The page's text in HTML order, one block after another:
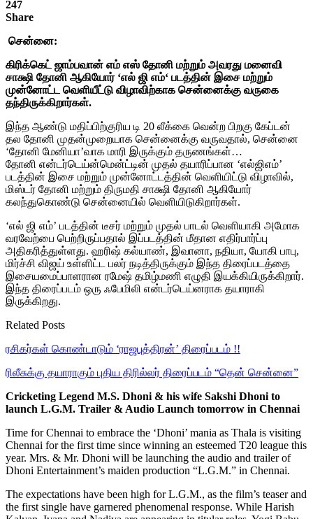
247
Share
சென்னை:
கிரிக்கெட் ஜாம்பவான் எம் எஸ் தோனி மற்றும் அவரது மனைவி
சாக்ஷி தோனி ஆகியோர்‘எல் ஜி எம்‘ படத்தின் இசை மற்றும்
முன்னோட்ட வெளியீட்டு விழாவிற்காக சென்னைக்கு வருகை
தந்திருக்கிறார்கள்.
இந்த ஆண்டு மதிப்பிற்குரிய டி 20 லீக்கை வென்ற பிறகு கேப்டன்
தல தோனி முதன்முறையாக சென்னைக்கு வருவதால், சென்னை
‘தோனி மேனியா’வாக மாரி இருக்கும் தருணங்கள்…
தோனி என்டர்டெய்ன்மென்ட்டின் முதல் தயாரிப்பான ‘எல்ஜிஎம்’
படத்தின் இசை மற்றும் முன்னோட்டத்தின் வெளியிட்டு விழாவில்,
மிஸ்டர் தோனி மற்றும் திருமதி சாக்ஷி தோனி ஆகியோர்
கலந்துகொண்டு சென்னையில் வெளியிடுகிறார்கள்.
‘எல் ஜி எம்’ படத்தின் டீசர் மற்றும் முதல் பாடல் வெளியாகி அமோக
வரவேற்பை பெற்றிருப்பதால் இப்படத்தின் மீதான எதிர்பார்ப்பு
அதிகரித்துள்ளது. ஹரிஷ் கல்யாண், இவானா, நதியா, யோகி பாபு,
மிர்ச்சி விஜய் உள்ளிட்ட பலர் நடித்திருக்கும் இந்த திரைப்படத்தை
இசையமைப்பாளரான ரமேஷ் தமிழ்மணி எழுதி இயக்கியிருக்கிறார்.
இந்த திரைப்படம் ஒரு ஃபேமிலி என்டர்டெய்னராக தயாராகி
இருக்கிறது.
Related Posts
ரசிகர்கள் கொண்டாடும் ‘ராஜபுத்திரன்’ திரைப்படம் !!
ரிலீசுக்கு தயாராகும் புதிய திரில்லர் திரைப்படம் “தென் சென்னை”
Cricketing Legend M.S. Dhoni & his wife Sakshi Dhoni to
launch L.G.M. Trailer & Audio Launch tomorrow in Chennai
Time for Chennai to embrace the ‘Dhoni’ mania as Thala is visiting
Chennai for the first time since winning an esteemed T20 league this
year. Mrs. & Mr. Dhoni will be launching the audio and trailer of
Dhoni Entertainment’s maiden production “L.G.M.” in Chennai.
The expectations have been high for L.G.M., as the film’s teaser and
the first single have garnered phenomenal response. While Harish